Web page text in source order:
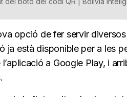
opció de fer servir diversos
ja està disponible per a les
a Google Play, i